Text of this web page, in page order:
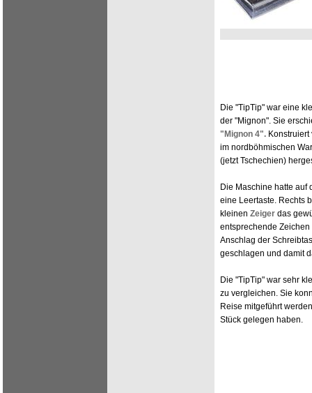
Die "TipTip" war eine
der "Mignon". Sie
"Mignon 4".
im nordböhmischen
(jetzt Tschechien)
Die Maschine hatte auf
eine Leertaste. Rechts
kleinen Zeiger das
entsprechende
Anschlag der
geschlagen und damit
Die "TipTip" war sehr
zu vergleichen. Sie
Reise mitgeführt
Stück gelegen haben.